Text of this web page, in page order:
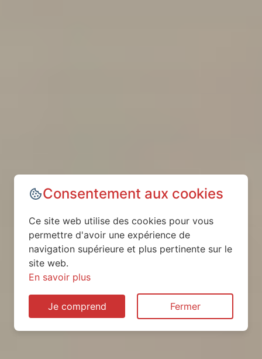
Consentement aux cookies
Ce site web utilise des cookies pour vous
permettre d'avoir une expérience de
navigation supérieure et plus pertinente sur le
site web.
En savoir plus
Je comprend Fermer